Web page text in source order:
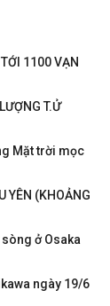
1100 VẠN
T.Ử
Mặt trời mọc
YÊN (KHOẢNG
ở Osaka
ngày 19/6